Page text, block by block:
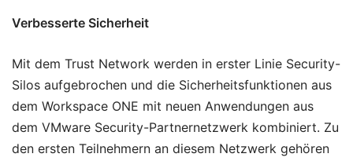
Verbesserte Sicherheit
Mit dem Trust Network werden in erster Linie Security-
Silos aufgebrochen und die Sicherheitsfunktionen aus
dem Workspace ONE mit neuen Anwendungen aus
dem VMware Security-Partnernetzwerk kombiniert. Zu
den ersten Teilnehmern an diesem Netzwerk gehören